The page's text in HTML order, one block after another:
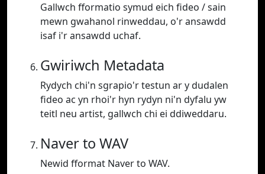
Gallwch fformatio symud eich fideo / sain
mewn gwahanol rinweddau, o'r ansawdd
isaf i'r ansawdd uchaf.
Gwiriwch Metadata
Rydych chi'n sgrapio'r testun ar y dudalen
fideo ac yn rhoi'r hyn rydyn ni'n dyfalu yw
teitl neu artist, gallwch chi ei ddiweddaru.
Naver to WAV
Newid fformat Naver to WAV.